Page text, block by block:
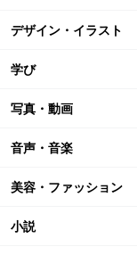
デザイン・イラスト
学び
写真・動画
音声・音楽
美容・ファッション
小説